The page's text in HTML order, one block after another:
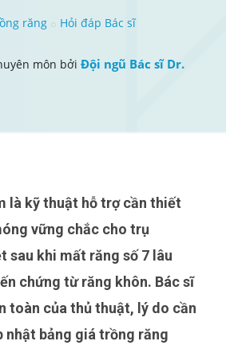
răng Hỏi đáp Bác sĩ
môn bởi Đội ngũ Bác sĩ Dr.
vững chắc cho trụ
sau khi mất răng số 7 lâu
chứng từ răng khôn. Bác sĩ
toàn của thủ thuật, lý do cần
nhật bảng giá trồng răng